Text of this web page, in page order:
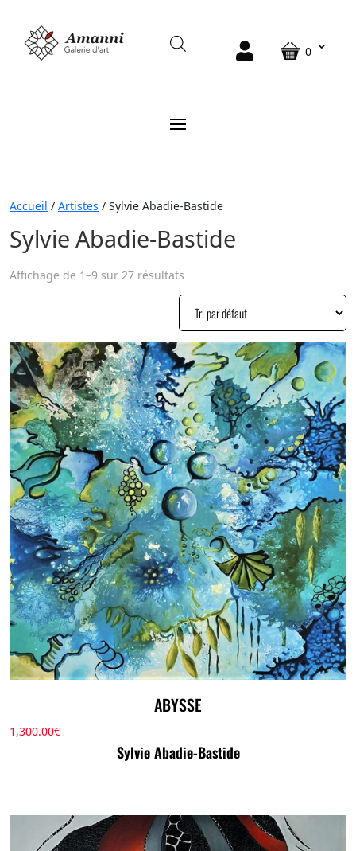
0
Accueil / Artistes / Sylvie Abadie-Bastide
Sylvie Abadie-Bastide
Affichage de 1–9 sur 27 résultats
ABYSSE
1,300.00€
Sylvie Abadie-Bastide